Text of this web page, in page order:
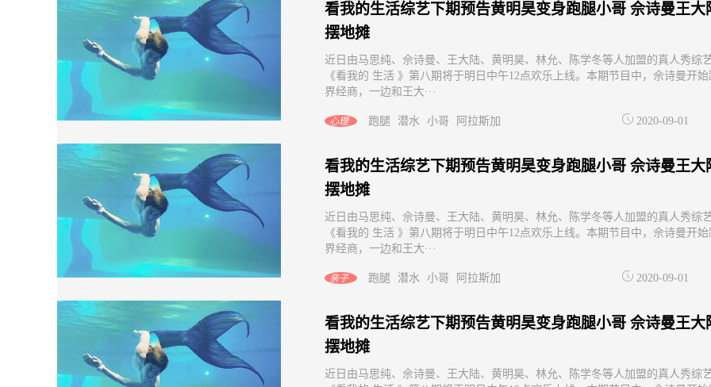
看我的生活综艺下期预告黄明昊变身跑腿小哥 佘诗曼王大
摆地摊
近日由马思纯、佘诗曼、王大陆、黄明昊、林允、陈学冬等人加盟的真人秀综
《看我的 生活 》第八期将于明日中午12点欢乐上线。本期节目中，佘诗曼开始
界经商，一边和王大···
心理 跑腿 潜水 小哥 阿拉斯加 2020-09-01
看我的生活综艺下期预告黄明昊变身跑腿小哥 佘诗曼王大
摆地摊
近日由马思纯、佘诗曼、王大陆、黄明昊、林允、陈学冬等人加盟的真人秀综
《看我的 生活 》第八期将于明日中午12点欢乐上线。本期节目中，佘诗曼开始
界经商，一边和王大···
亲子 跑腿 潜水 小哥 阿拉斯加 2020-09-01
看我的生活综艺下期预告黄明昊变身跑腿小哥 佘诗曼王大
摆地摊
近日由马思纯、佘诗曼、王大陆、黄明昊、林允、陈学冬等人加盟的真人秀综